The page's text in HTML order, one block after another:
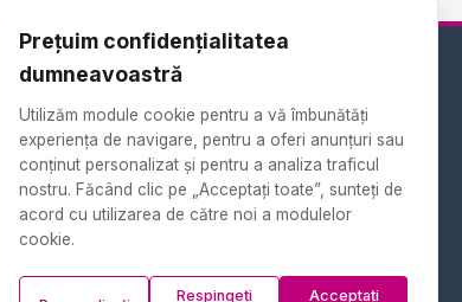
Pagini de servicii
Termeni și condiții
Politica de confidențialitate
Prețuim confidențialitatea
dumneavoastră
Utilizăm module cookie pentru a vă îmbunătăți
experiența de navigare, pentru a oferi anunțuri sau
conținut personalizat și pentru a analiza traficul
nostru. Făcând clic pe „Acceptați toate”, sunteți de
acord cu utilizarea de către noi a modulelor
cookie.
Respingeți Acceptați